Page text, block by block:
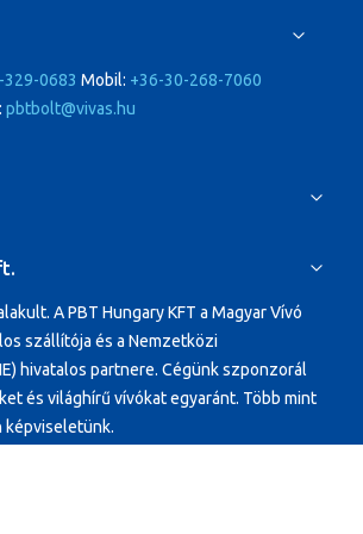
329-0683 Mobil: +36-30-268-7060
pbtbolt@vivas.hu
A PBT Hungary KFT a Magyar Vívó
szállítója és a Nemzetközi
hivatalos partnere. Cégünk szponzorál
és világhírű vívókat egyaránt. Több mint
képviseletünk.